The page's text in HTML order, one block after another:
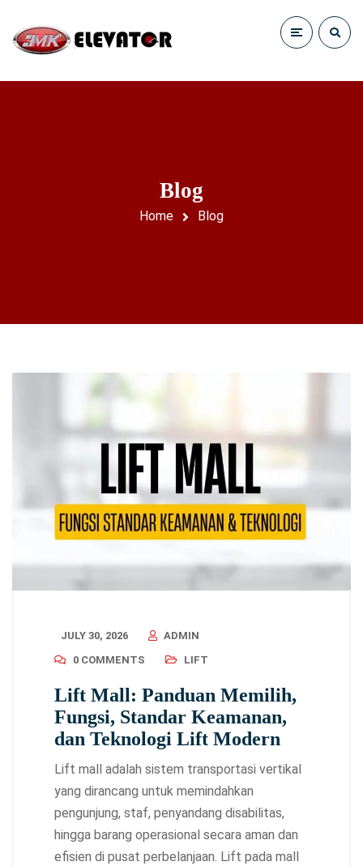
Blog
Home Blog
JULY 30, 2026
ADMIN
0 COMMENTS
LIFT
Lift Mall: Panduan Memilih,
Fungsi, Standar Keamanan,
dan Teknologi Lift Modern
Lift mall adalah sistem transportasi vertikal
yang dirancang untuk memindahkan
pengunjung, staf, penyandang disabilitas,
hingga barang operasional secara aman dan
efisien di pusat perbelanjaan. Lift pada mall